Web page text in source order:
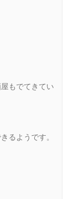
もでてきてい
るようです。